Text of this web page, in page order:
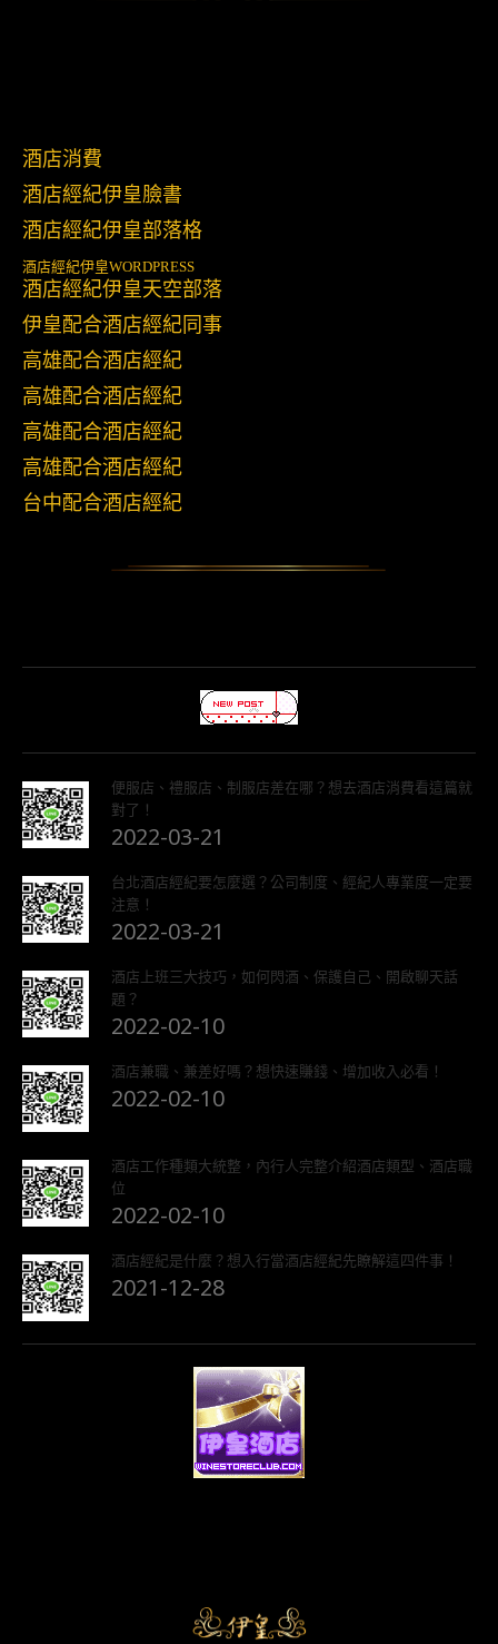
酒店消費
酒店經紀伊皇臉書
酒店經紀伊皇部落格
酒店經紀伊皇WORDPRESS
酒店經紀伊皇天空部落
伊皇配合酒店經紀同事
高雄配合酒店經紀
高雄配合酒店經紀
高雄配合酒店經紀
高雄配合酒店經紀
台中配合酒店經紀
便服店、禮服店、制服店差在哪？想去酒店消費看這篇就
對了！
2022-03-21
台北酒店經紀要怎麼選？公司制度、經紀人專業度一定要
注意！
2022-03-21
酒店上班三大技巧，如何閃酒、保護自己、開啟聊天話
題？
2022-02-10
酒店兼職、兼差好嗎？想快速賺錢、增加收入必看！
2022-02-10
酒店工作種類大統整，內行人完整介紹酒店類型、酒店職
位
2022-02-10
酒店經紀是什麼？想入行當酒店經紀先瞭解這四件事！
2021-12-28